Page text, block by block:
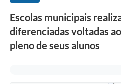
Escolas municipais
diferenciadas voltadas
pleno de seus alunos